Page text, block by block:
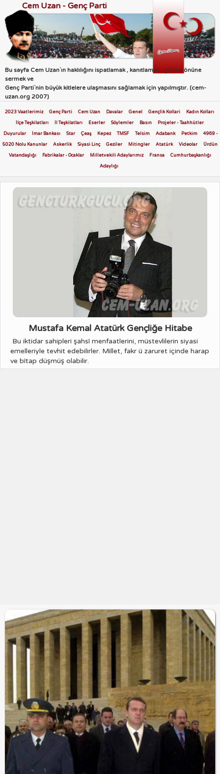
Cem Uzan - Genç Parti
Bu sayfa Cem Uzan`ın haklılığını ispatlamak , kanıtlamak , gözler önüne
sermek ve
Genç Parti`nin büyük kitlelere ulaşmasını sağlamak için yapılmıştır. (cem-
uzan.org 2007)
2023 Vaatlerimiz Genç Parti Cem Uzan Davalar Genel Gençlik Kollari
Kadın Kolları
İlçe Teşkilatları
İl Teşkilatları Eserler Söylemler Basın
Projeler - Taahhütler
Duyurular
İmar Bankası Star Çeaş Kepez TMSF Telsim Adabank Petkim
4969 -
5020 Nolu Kanunlar
Askerlik Siyasi Linç Geziler Mitingler Atatürk Videolar
Ürdün
Vatandaşlığı
Fabrikalar - Ocaklar Milletvekili Adaylarımız Fransa
Cumhurbaşkanlığı
Adaylığı
Mustafa Kemal Atatürk Gençliğe Hitabe
Bu iktidar sahipleri şahsî menfaatlerini, müstevlilerin siyasi
emelleriyle tevhit edebilirler. Millet, fakr ü zaruret içinde harap
ve bîtap düşmüş olabilir.